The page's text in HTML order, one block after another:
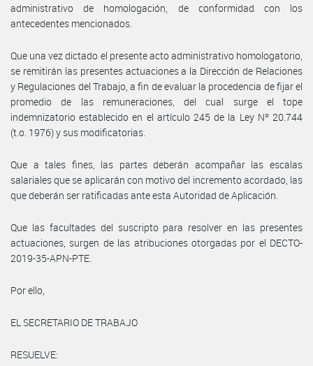
administrativo de homologación, de conformidad con los
antecedentes mencionados.
Que una vez dictado el presente acto administrativo homologatorio,
se remitirán las presentes actuaciones a la Dirección de Relaciones
y Regulaciones del Trabajo, a fin de evaluar la procedencia de fijar el
promedio de las remuneraciones, del cual surge el tope
indemnizatorio establecido en el artículo 245 de la Ley Nº 20.744
(t.o. 1976) y sus modificatorias.
Que a tales fines, las partes deberán acompañar las escalas
salariales que se aplicarán con motivo del incremento acordado, las
que deberán ser ratificadas ante esta Autoridad de Aplicación.
Que las facultades del suscripto para resolver en las presentes
actuaciones, surgen de las atribuciones otorgadas por el DECTO-
2019-35-APN-PTE.
Por ello,
EL SECRETARIO DE TRABAJO
RESUELVE: